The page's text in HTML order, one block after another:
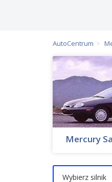
AutoCentrum
Mercury
Wybierz silnik